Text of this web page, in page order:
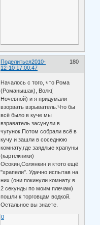
Поделиться 180
2010-
12-10 17:00:47
Началось с того, что Рома
(Романышак), Волк(
Ночевной) и я придумали
взорвать взрыватель.Что бы
всё было в куче мы
взраватель засунули в
чугунок.Потом собрали всё в
кучу и зашли в соседнюю
комнату,где заядлые храпуны
(картёжники)
Осокин,Солянкин и ктото ещё
"храпели". Удачно испытав на
них (они покинули комнату в
2 секунды по моим плечам)
пошли к торговцам водкой.
Остальное вы знаете.
0